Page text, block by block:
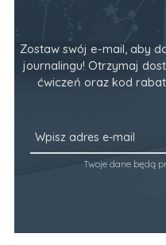
Zostaw swój e-mail, aby
journalingu! Otrzymaj
ćwiczeń oraz kod
Twoje dane będą